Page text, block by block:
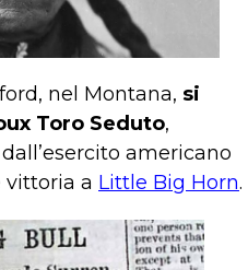
nel Montana, si
Toro Seduto,
americano
vittoria a Little Big Horn.